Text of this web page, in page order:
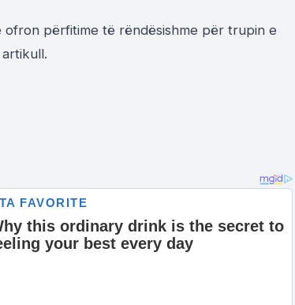
përfitime të rëndësishme për trupin e